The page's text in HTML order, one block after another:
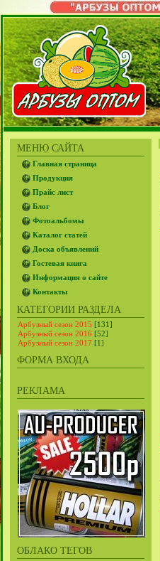
МЕНЮ САЙТА
Главная страница
Продукция
Прайс лист
Блог
Фотоальбомы
Каталог статей
Доска объявлений
Гостевая книга
Информация о сайте
Контакты
КАТЕГОРИИ РАЗДЕЛА
Арбузный сезон 2015 [131]
Арбузный сезон 2016 [52]
Арбузный сезон 2017 [1]
ФОРМА ВХОДА
РЕКЛАМА
ОБЛАКО ТЕГОВ